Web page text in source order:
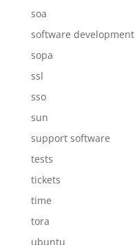
soa
software development
sopa
ssl
sso
sun
support software
tests
tickets
time
tora
ubuntu